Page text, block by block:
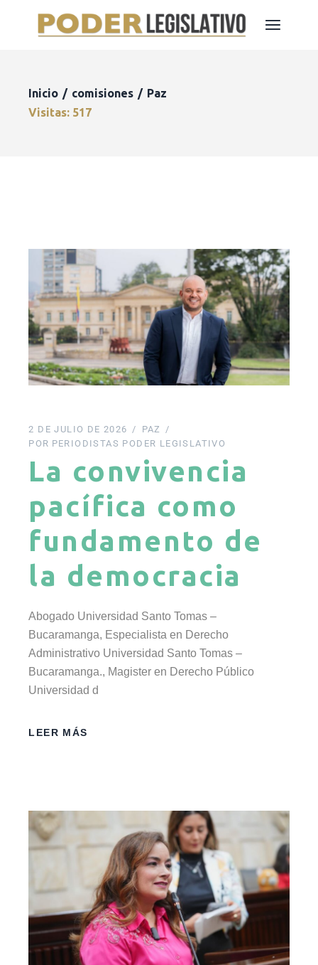
Inicio comisiones
Paz
Visitas: 517
2 DE JULIO DE 2026
PAZ
POR PERIODISTAS PODER LEGISLATIVO
La convivencia
pacífica como
fundamento de
la democracia
Abogado Universidad Santo Tomas –
Bucaramanga, Especialista en Derecho
Administrativo Universidad Santo Tomas –
Bucaramanga., Magister en Derecho Público
Universidad d
LEER MÁS